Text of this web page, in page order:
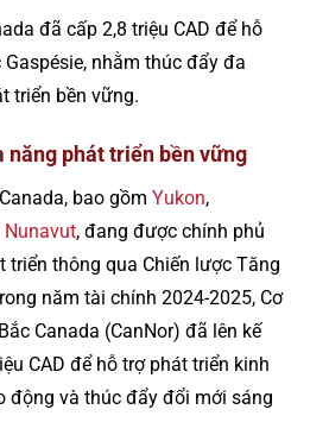
đã cấp 2,8 triệu CAD để hỗ
nhằm thúc đẩy đa
triển bền vững.
năng phát triển bền vững
bao gồm Yukon,
Nunavut, đang được chính phủ
triển thông qua Chiến lược Tăng
năm tài chính 2024-2025, Cơ
Canada (CanNor) đã lên kế
CAD để hỗ trợ phát triển kinh
động và thúc đẩy đổi mới sáng